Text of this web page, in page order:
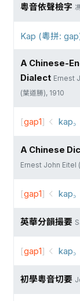
粵音依聲檢字
Kap (粵拼:
A Chinese-
Dialect Ernest
(葉道勝), 1910
[gap1] kap꜆
A Chinese
Ernest John Eitel
[gap1] kap꜆
英華分韻撮要
[gap1] kap꜆
初學粵音切要